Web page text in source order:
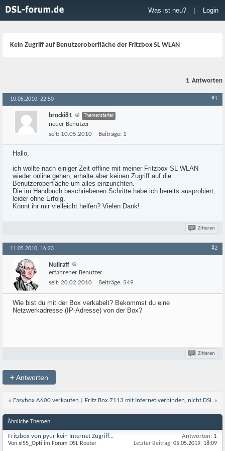
Was ist neu? Login
Kein Zugriff auf Benutzeroberfläche der Fritzbox SL WLAN
1 Antworten
10.05.2010, 22:50 #1
brocki81 Themenstarter
neuer Benutzer
seit: 10.05.2010 Beiträge: 1
Hallo,
ich wollte nach einiger Zeit offline mit meiner Fritzbox SL WLAN
wieder online gehen, erhalte aber keinen Zugriff auf die
Benutzeroberfläche um alles einzurichten.
Die im Handbuch beschriebenen Schritte habe ich bereits ausprobiert,
leider ohne Erfolg.
Könnt ihr mir vielleicht helfen? Vielen Dank!
Zitieren
11.05.2010, 16:23 #2
Nullraff
erfahrener Benutzer
seit: 20.02.2010 Beiträge: 549
Wie bist du mit der Box verkabelt? Bekommst du eine
Netzwerkadresse (IP-Adresse) von der Box?
Zitieren
+Antworten
« Easybox A600 verkaufen Fritz Box 7113 mit Internet verbinden, nicht DSL »
Ähnliche Themen
Fritzbox von pyur kein Internet Zugriff...
Von xI55_Opti im Forum DSL Router
Antworten: 1
Letzter Beitrag: 05.05.2019, 18:09